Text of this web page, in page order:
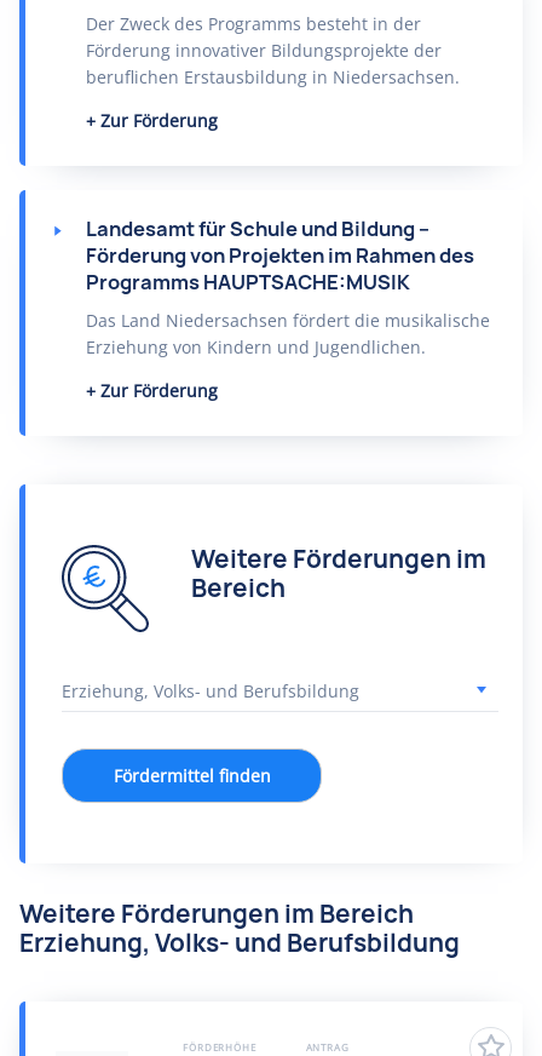
Der Zweck des Programms besteht in der
Förderung innovativer Bildungsprojekte der
beruflichen Erstausbildung in Niedersachsen.
Zur Förderung
Landesamt für Schule und Bildung –
Förderung von Projekten im Rahmen des
Programms HAUPTSACHE:MUSIK
Das Land Niedersachsen fördert die musikalische
Erziehung von Kindern und Jugendlichen.
Zur Förderung
Weitere Förderungen im
Bereich
Fördermittel finden
Weitere Förderungen im Bereich
Erziehung, Volks- und Berufsbildung
FÖRDERHÖHE ANTRAG